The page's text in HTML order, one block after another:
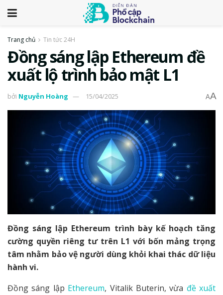
Trang chủ Tin tức 24H
Đồng sáng lập Ethereum đề
xuất lộ trình bảo mật L1
bởi Nguyễn Hoàng 15/04/2025 AA
Đồng sáng lập Ethereum trình bày kế hoạch tăng
cường quyền riêng tư trên L1 với bốn mảng trọng
tâm nhằm bảo vệ người dùng khỏi khai thác dữ liệu
hành vi.
Đồng sáng lập Ethereum, Vitalik Buterin, vừa đề xuất